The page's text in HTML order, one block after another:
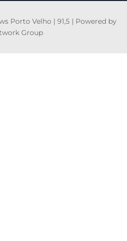
Porto Velho | 91,5 | Powered by
Group